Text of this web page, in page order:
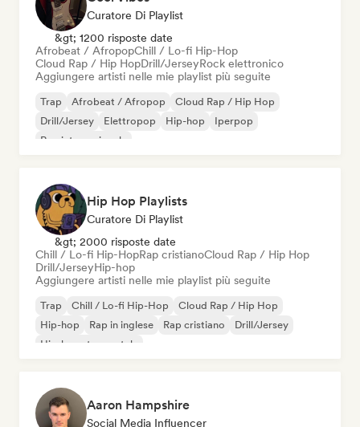
Curatore Di Playlist
&gt; 1200 risposte date
Afrobeat / AfropopChill / Lo-fi Hip-Hop
Cloud Rap / Hip HopDrill/JerseyRock elettronico
Aggiungere artisti nelle mie playlist più seguite
Trap Afrobeat / Afropop
Cloud Rap / Hip Hop
Drill/Jersey
Elettropop Hip-hop
Iperpop
Rap internazionale
Hip Hop Playlists
Curatore Di Playlist
&gt; 2000 risposte date
Chill / Lo-fi Hip-HopRap cristianoCloud Rap / Hip Hop
Drill/JerseyHip-hop
Aggiungere artisti nelle mie playlist più seguite
Trap Chill / Lo-fi Hip-Hop
Cloud Rap / Hip Hop
Hip-hop
Rap in inglese Rap cristiano
Drill/Jersey
Hip-hop strumentale
Aaron Hampshire
Social Media Influencer